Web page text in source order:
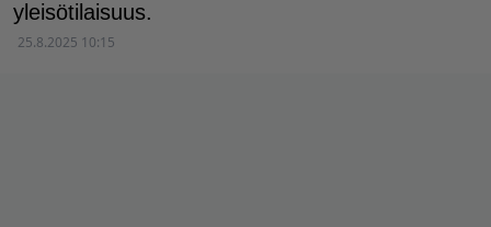
yleisötilaisuus.
25.8.2025 10:15